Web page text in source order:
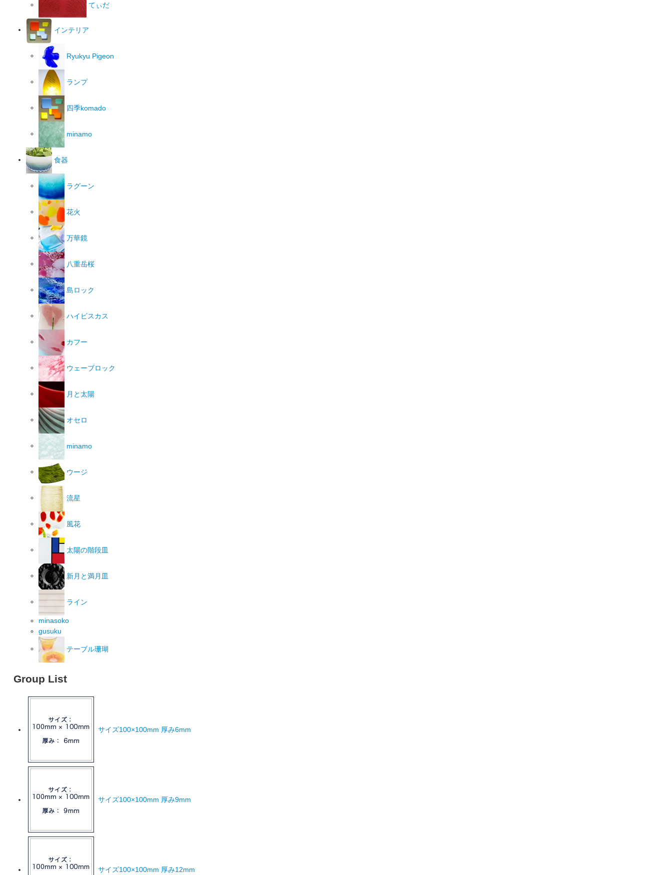
てぃだ
インテリア
Ryukyu Pigeon
ランプ
四季komado
minamo
食器
ラグーン
花火
万華鏡
八重岳桜
島ロック
ハイビスカス
カフー
ウェーブロック
月と太陽
オセロ
minamo
ウージ
流星
風花
太陽の階段皿
新月と満月皿
ライン
minasoko
gusuku
テーブル珊瑚
Group List
サイズ100×100mm 厚み6mm
サイズ100×100mm 厚み9mm
サイズ100×100mm 厚み12mm